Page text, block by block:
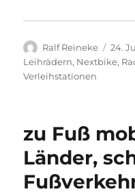
Autor
Ralf Reineke
am
24.
Leihrädern, Nextbike,
Verleihstationen
zu Fuß
Länder,